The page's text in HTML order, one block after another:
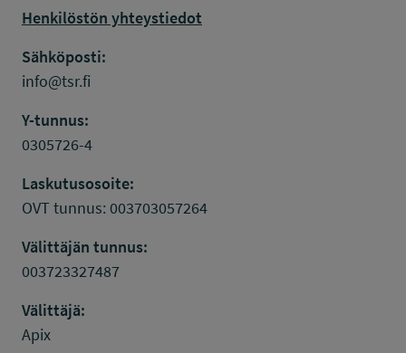
Henkilöstön yhteystiedot
Sähköposti:
info@tsr.fi
Y-tunnus:
0305726-4
Laskutusosoite:
OVT tunnus: 003703057264
Välittäjän tunnus:
003723327487
Välittäjä:
Apix